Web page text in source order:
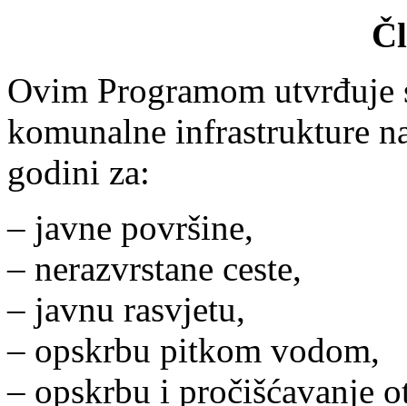
Ovim Programom utvrđuje
komunalne infrastrukture
godini za:
– javne površine,
– nerazvrstane ceste,
– javnu rasvjetu,
– opskrbu pitkom vodom,
– opskrbu i pročišćavanje